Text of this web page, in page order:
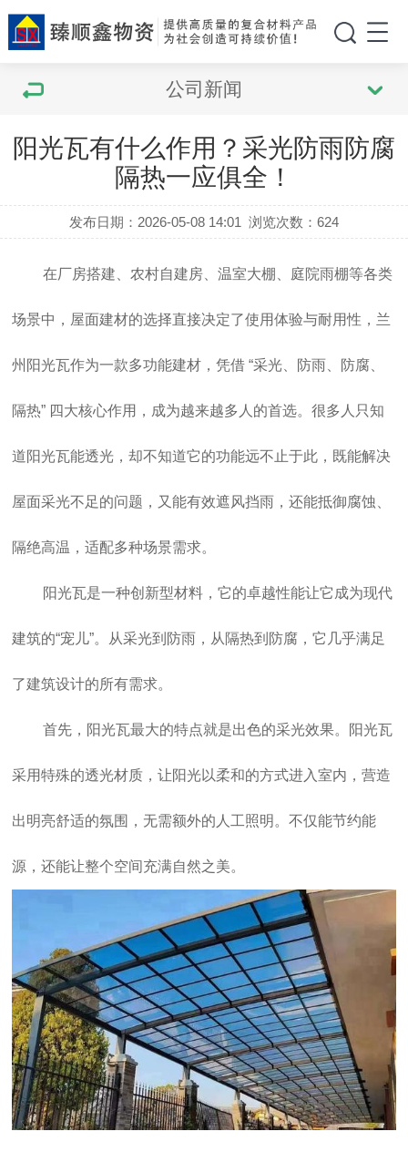
公司新闻
阳光瓦有什么作用？采光防雨防腐
隔热一应俱全！
发布日期：2026-05-08 14:01 浏览次数：624
在厂房搭建、农村自建房、温室大棚、庭院雨棚等各类
场景中，屋面建材的选择直接决定了使用体验与耐用性， 兰
州阳光瓦作为一款多功能建材，凭借 “采光、防雨、防腐、
隔热” 四大核心作用，成为越来越多人的首选。很多人只知
道阳光瓦能透光，却不知道它的功能远不止于此，既能解决
屋面采光不足的问题，又能有效遮风挡雨，还能抵御腐蚀、
隔绝高温，适配多种场景需求。
阳光瓦是一种创新型材料，它的卓越性能让它成为现代
建筑的“宠儿”。从采光到防雨，从隔热到防腐，它几乎满足
了建筑设计的所有需求。
首先，阳光瓦最大的特点就是出色的采光效果。阳光瓦
采用特殊的透光材质，让阳光以柔和的方式进入室内，营造
出明亮舒适的氛围，无需额外的人工照明。不仅能节约能
源，还能让整个空间充满自然之美。